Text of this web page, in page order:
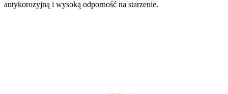
antykorozyjną i wysoką odporność na starzenie.